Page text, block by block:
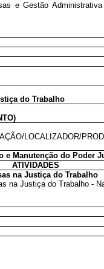
e Gestão
do Trabalho
LOCALIZADOR/
e Manutenção do Poder
ATIVIDADES
na Justiça do Trabalho
na Justiça do Trabalho -